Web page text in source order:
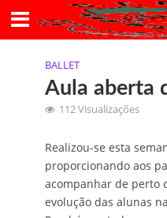
BALLET
Aula aberta
112 Visualizações
Realizou-se esta
proporcionando aos
acompanhar de perto
evolução das alunas